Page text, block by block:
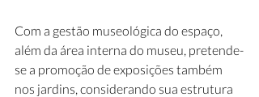
Com a gestão museológica do espaço,
além da área interna do museu, pretende-
se a promoção de exposições também
nos jardins, considerando sua estrutura